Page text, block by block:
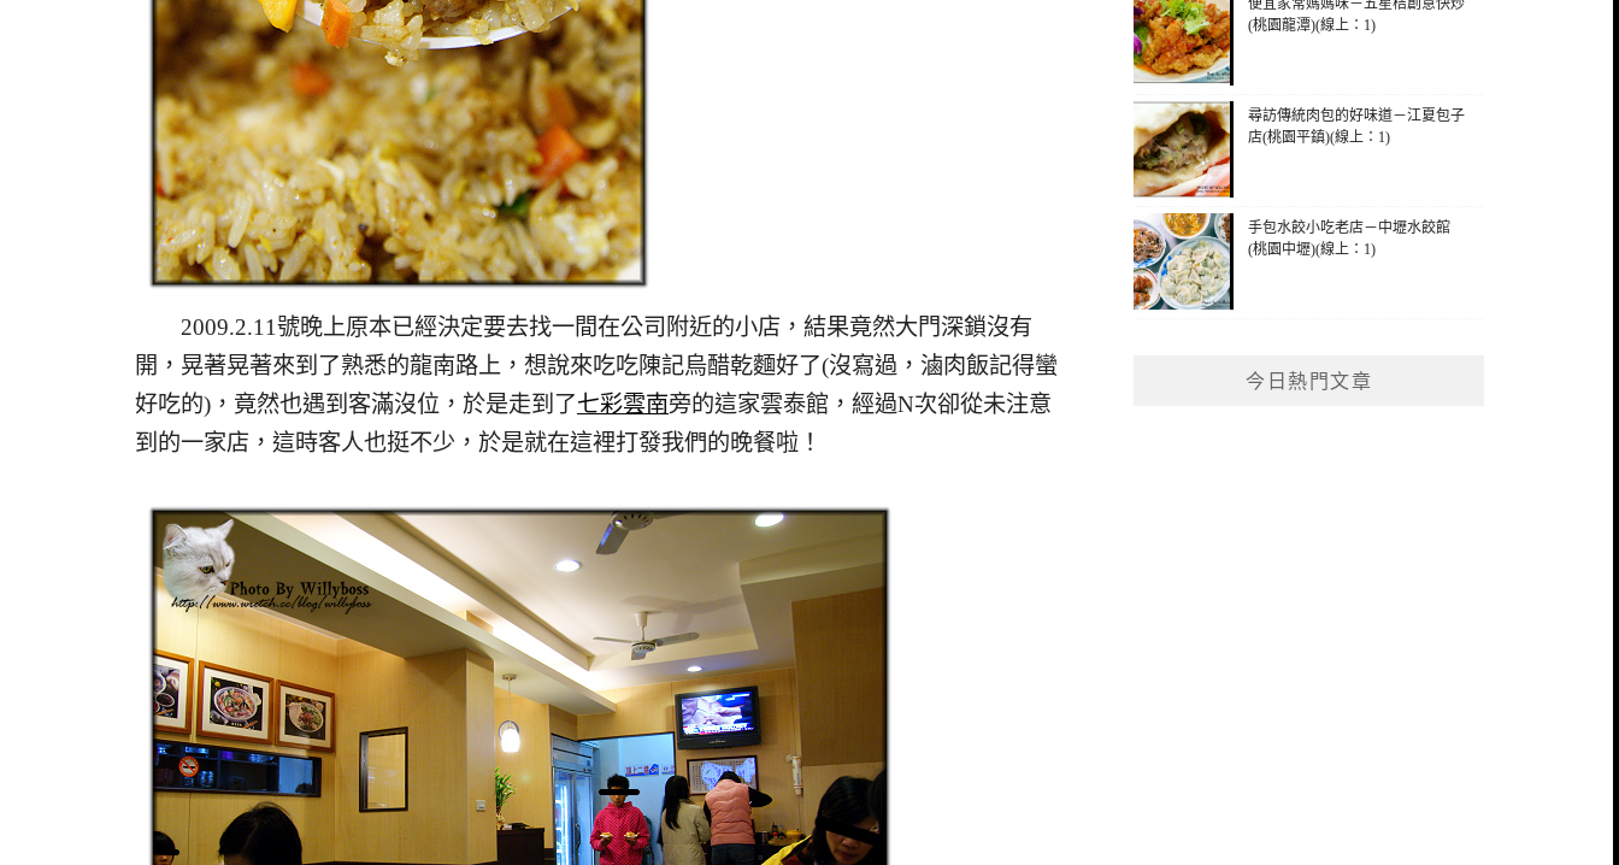
2009.2.11號晚上原本已經決定要去找一間在公司附近的小店，結果竟然大門深鎖沒有
開，晃著晃著來到了熟悉的龍南路上，想說來吃吃陳記烏醋乾麵好了(沒寫過，滷肉飯記得蠻
好吃的)，竟然也遇到客滿沒位，於是走到了七彩雲南旁的這家雲泰館，經過N次卻從未注意
到的一家店，這時客人也挺不少，於是就在這裡打發我們的晚餐啦！
便宜家常媽媽味－五星桔創意快炒
(桃園龍潭)(線上：1)
尋訪傳統肉包的好味道－江夏包子
店(桃園平鎮)(線上：1)
手包水餃小吃老店－中壢水餃館
(桃園中壢)(線上：1)
今日熱門文章